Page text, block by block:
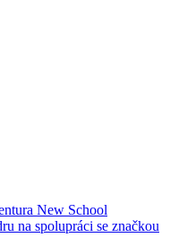
New School
na spolupráci se značkou